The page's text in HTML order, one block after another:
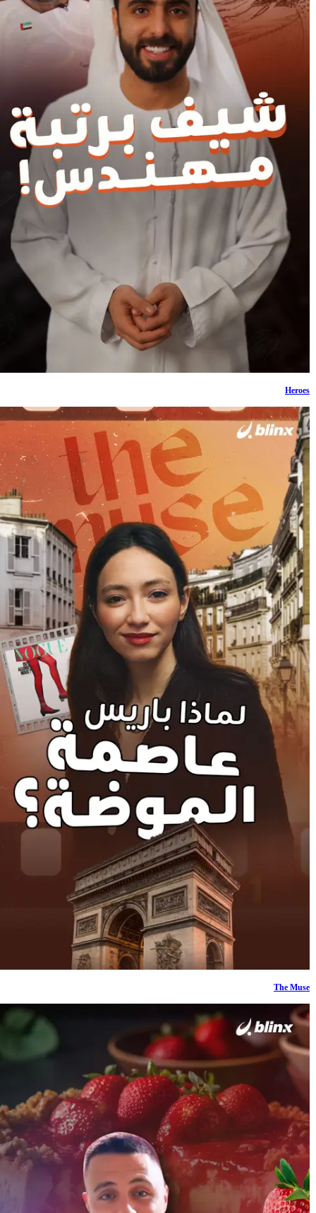
Heroes
The Muse